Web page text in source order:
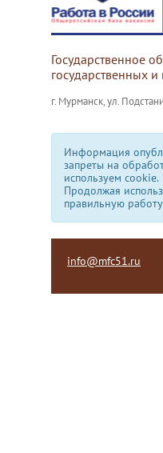
Государственное
государственных
г. Мурманск, ул.
Информация
запреты на
используем сookie.
Продолжая
правильную
info@mfc51.ru